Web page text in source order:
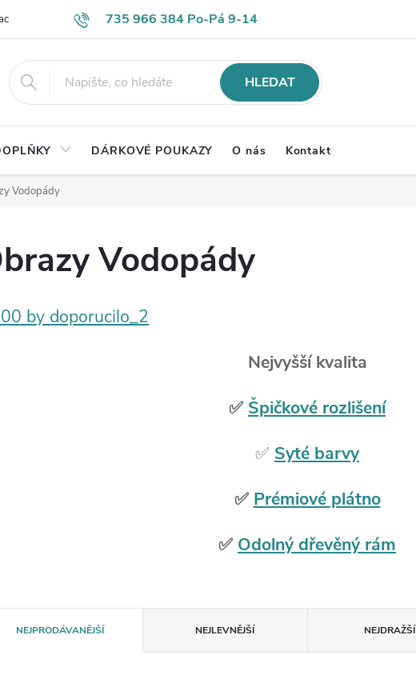
735 966 384 Po-Pá 9-14
Časté otázky Obch. podmínky Ochrana os. údajů
HLEDAT
DÁRKOVÉ POUKAZY O nás Kontakt
Vodopády
Vodopády
Nejvyšší kvalita
✅ Špičkové rozlišení
✅ Syté barvy
✅ Prémiové plátno
✅ Odolný dřevěný rám
NEJPRODÁVANĚJŠÍ NEJLEVNĚJŠÍ NEJDRAŽŠÍ